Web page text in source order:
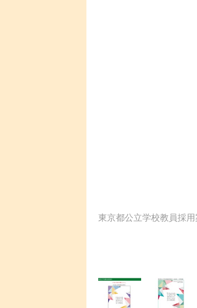
東京都公立学校教員採用